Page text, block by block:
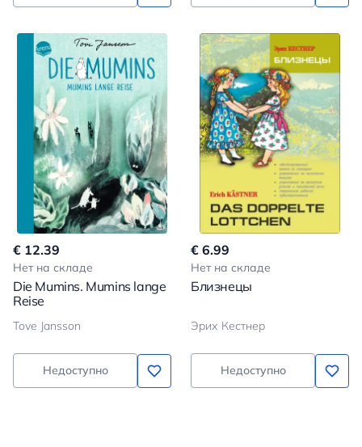
€ 12.39
Нет на складе
Die Mumins. Mumins lange
Reise
Tove Jansson
Недоступно
€ 6.99
Нет на складе
Близнецы
Эрих Кестнер
Недоступно